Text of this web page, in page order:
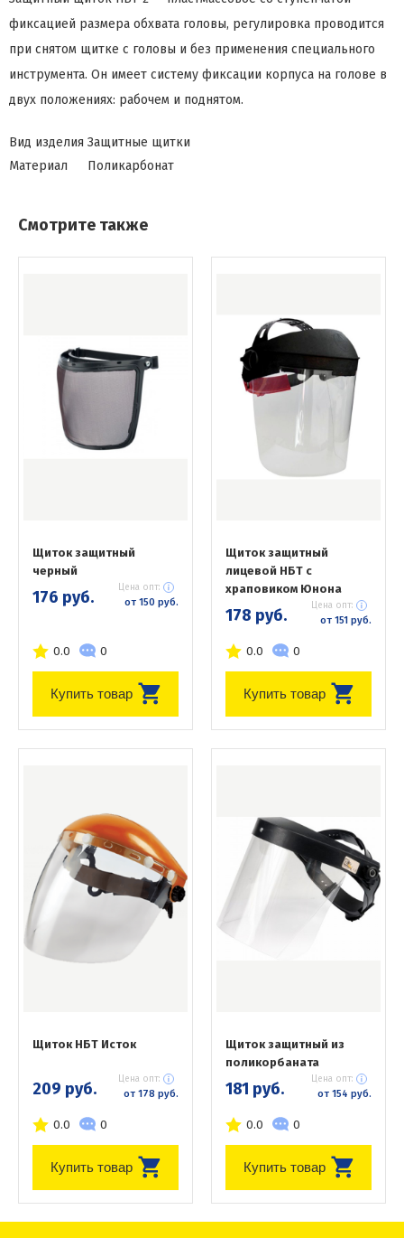
фиксацией размера обхвата головы, регулировка проводится
при снятом щитке с головы и без применения специального
инструмента. Он имеет систему фиксации корпуса на голове в
двух положениях: рабочем и поднятом.
Вид изделия Защитные щитки
Материал
Поликарбонат
Смотрите также
Щиток защитный
черный
176 руб. Цена опт:
от 150 руб.
0.0 0
Купить товар
Щиток защитный
лицевой НБТ с
храповиком Юнона
178 руб. Цена опт:
от 151 руб.
0.0 0
Купить товар
Щиток НБТ Исток
209 руб. Цена опт:
от 178 руб.
0.0 0
Купить товар
Щиток защитный из
поликорбаната
181 руб. Цена опт:
от 154 руб.
0.0 0
Купить товар